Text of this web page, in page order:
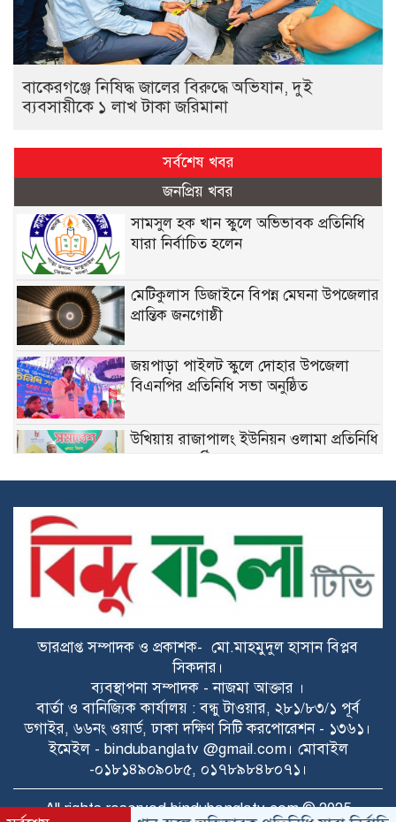
বাকেরগঞ্জে নিষিদ্ধ জালের বিরুদ্ধে অভিযান, দুই
ব্যবসায়ীকে ১ লাখ টাকা জরিমানা
সর্বশেষ খবর
জনপ্রিয় খবর
সামসুল হক খান স্কুলে অভিভাবক প্রতিনিধি
যারা নির্বাচিত হলেন
মেটিকুলাস ডিজাইনে বিপন্ন মেঘনা উপজেলার
প্রান্তিক জনগোষ্ঠী
জয়পাড়া পাইলট স্কুলে দোহার উপজেলা
বিএনপির প্রতিনিধি সভা অনুষ্ঠিত
উখিয়ায় রাজাপালং ইউনিয়ন ওলামা প্রতিনিধি
কোন্দলে জর্জরিত নোবিপ্রবি ছাত্রদল, এবার
বহিষ্কার দুই নেতা
পাঁচবিবিতে মেয়র প্রার্থী জাহিদুর রহমান
অশ্রুর গণসংযোগ
বাকেরগঞ্জে নিষিদ্ধ জালের বিরুদ্ধে অভিযান,
দুই ব্যবসায়ীকে ১ লাখ টাকা জরিমানা
রাজশাহীতে পৃথক মাদকবিরোধী অভিযানে
নারীসহ ১৩ জন গ্রেপ্তার
পরিষদে প্রশাসক নিয়োগের প্রস্তাব
ভারপ্রাপ্ত সম্পাদক ও প্রকাশক- মো.মাহমুদুল হাসান বিপ্লব
সিকদার।
ব্যবস্থাপনা সম্পাদক - নাজমা আক্তার ।
বার্তা ও বানিজ্যিক কার্যালয় : বন্ধু টাওয়ার, ২৮১/৮৩/১ পূর্ব
ডগাইর, ৬৬নং ওয়ার্ড, ঢাকা দক্ষিণ সিটি করপোরেশন - ১৩৬১।
ইমেইল - bindubanglatv @gmail.com। মোবাইল
-০১৮১৪৯০৯০৮৫, ০১৭৮৯৮৪৮০৭১।
All rights reserved bindubanglatv.com © 2025